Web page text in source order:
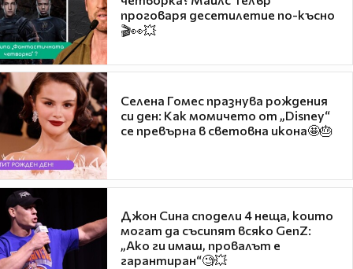
проговаря десетилетие по-късно
🎬👀💥
Селена Гомес празнува рождения
си ден: Как момичето от „Disney“
се превърна в световна икона🤩🎂
Джон Сина сподели 4 неща, които
могат да съсипят всяко GenZ:
„Ако ги имаш, провалът е
гарантиран“🧐💥